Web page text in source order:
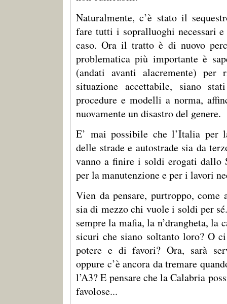
Naturalmente, c’è stato il
fare tutti i sopralluoghi necessari
caso. Ora il tratto è di nuovo
problematica più importante è
(andati avanti alacremente) per
situazione accettabile, siano
procedure e modelli a norma,
nuovamente un disastro del genere.
E’ mai possibile che l’Italia per
delle strade e autostrade sia da
vanno a finire i soldi erogati dallo
per la manutenzione e per i lavori
Vien da pensare, purtroppo,
sia di mezzo chi vuole i soldi per
sempre la mafia, la n’drangheta, la
sicuri che siano soltanto loro? O
potere e di favori? Ora, sarà
oppure c’è ancora da tremare
l’A3? E pensare che la Calabria
favolose...